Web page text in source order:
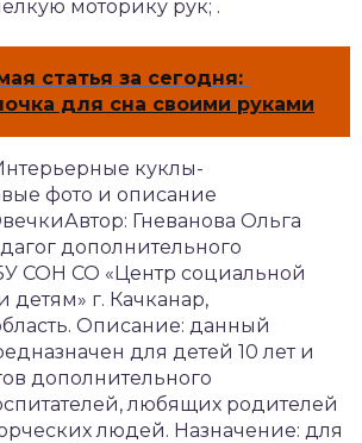
моторику рук; .
статья за сегодня:
для сна своими руками
куклы-
фото и описание
Гневанова Ольга
дополнительного
СОН СО «Центр социальной
г. Качканар,
Описание: данный
для детей 10 лет и
дополнительного
любящих родителей
людей. Назначение: для